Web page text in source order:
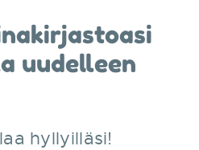
uudelleen
hyllyilläsi!